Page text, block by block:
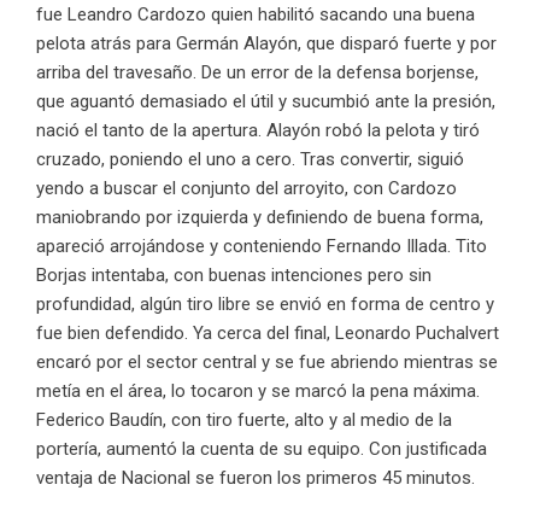
fue Leandro Cardozo quien habilitó sacando una buena
pelota atrás para Germán Alayón, que disparó fuerte y por
arriba del travesaño. De un error de la defensa borjense,
que aguantó demasiado el útil y sucumbió ante la presión,
nació el tanto de la apertura. Alayón robó la pelota y tiró
cruzado, poniendo el uno a cero. Tras convertir, siguió
yendo a buscar el conjunto del arroyito, con Cardozo
maniobrando por izquierda y definiendo de buena forma,
apareció arrojándose y conteniendo Fernando Illada. Tito
Borjas intentaba, con buenas intenciones pero sin
profundidad, algún tiro libre se envió en forma de centro y
fue bien defendido. Ya cerca del final, Leonardo Puchalvert
encaró por el sector central y se fue abriendo mientras se
metía en el área, lo tocaron y se marcó la pena máxima.
Federico Baudín, con tiro fuerte, alto y al medio de la
portería, aumentó la cuenta de su equipo. Con justificada
ventaja de Nacional se fueron los primeros 45 minutos.